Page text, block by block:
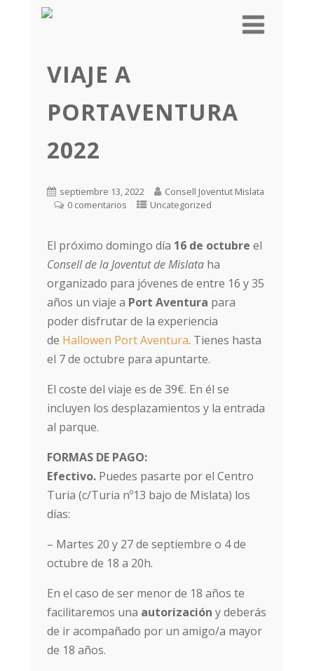
VIAJE A
PORTAVENTURA
2022
septiembre 13, 2022
Consell Joventut Mislata
0 comentarios
Uncategorized
El próximo domingo día 16 de octubre el
Consell de la Joventut de Mislata ha
organizado para jóvenes de entre 16 y 35
años un viaje a Port Aventura para
poder disfrutar de la experiencia
de Hallowen Port Aventura. Tienes hasta
el 7 de octubre para apuntarte.
El coste del viaje es de 39€. En él se
incluyen los desplazamientos y la entrada
al parque.
FORMAS DE PAGO:
Efectivo. Puedes pasarte por el Centro
Turia (c/Turia nº13 bajo de Mislata) los
días:
– Martes 20 y 27 de septiembre o 4 de
octubre de 18 a 20h.
En el caso de ser menor de 18 años te
facilitaremos una autorizacióny deberás
de ir acompañado por un amigo/a mayor
de 18 años.